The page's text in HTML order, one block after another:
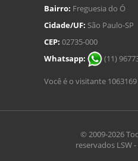
Bairro: Freguesia do Ó
Cidade/UF: São Paulo-SP
CEP: 02735-000
Whatsapp:
(11)
Você é o visitante 1063169
© 2009-2026
reservados LSW